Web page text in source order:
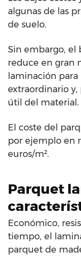
algunas de las
de suelo.
Sin embargo, el
reduce en gran
laminación
extraordinario
útil del material.
El coste del
por ejemplo en
euros/m².
Parquet
Económico,
tiempo, el
parquet de